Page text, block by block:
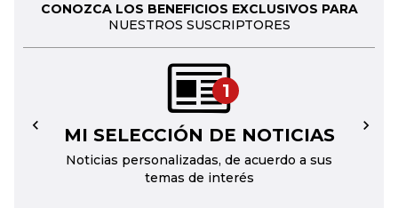
CONOZCA LOS BENEFICIOS EXCLUSIVOS PARA
NUESTROS SUSCRIPTORES
1
MI SELECCIÓN DE NOTICIAS
Noticias personalizadas, de acuerdo a sus
temas de interés
← →